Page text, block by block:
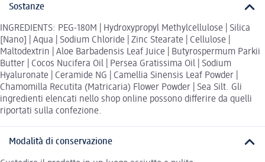
Sostanze
INGREDIENTS: PEG-180M | Hydroxypropyl Methylcellulose | Silica
[Nano] | Aqua | Sodium Chloride | Zinc Stearate | Cellulose |
Maltodextrin | Aloe Barbadensis Leaf Juice | Butyrospermum Parkii
Butter | Cocos Nucifera Oil | Persea Gratissima Oil | Sodium
Hyaluronate | Ceramide NG | Camellia Sinensis Leaf Powder |
Chamomilla Recutita (Matricaria) Flower Powder | Sea Silt. Gli
ingredienti elencati nello shop online possono differire da quelli
riportati sulla confezione.
Modalità di conservazione